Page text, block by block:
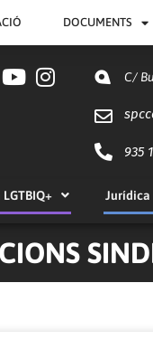
DOCUMENTS
C/
935
Jurídica